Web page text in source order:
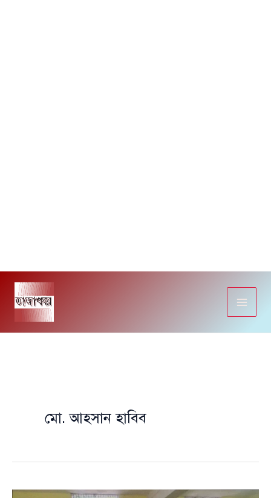
Skip
content
মো. আহসান হাবিব